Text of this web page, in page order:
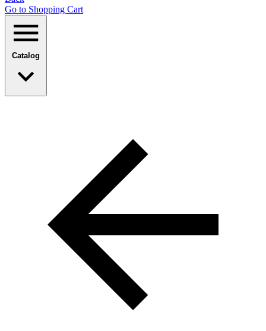
Go to Shopping Сart
Catalog